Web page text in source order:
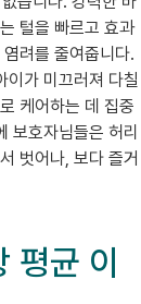
털을 빠르고 효과
려를 줄여줍니다.
이가 미끄러져 다칠
케어하는 데 집중
보호자님들은 허리
벗어나, 보다 즐거
평균 이